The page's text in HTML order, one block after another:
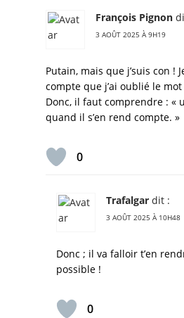
François Pignon
3 AOÛT 2025 À 9H19
Putain, mais que j’suis con !
compte que j’ai oublié le
Donc, il faut comprendre : «
quand il s’en rend compte. »
0
Trafalgar dit :
3 AOÛT 2025 À 10H48
Donc ; il va falloir t’en
possible !
0